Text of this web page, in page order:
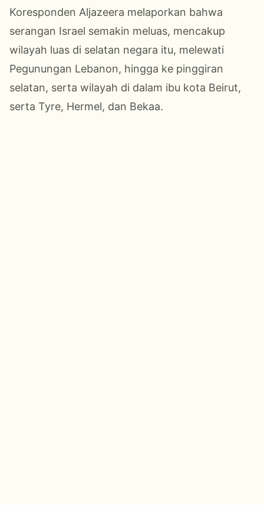
Koresponden Aljazeera melaporkan bahwa
serangan Israel semakin meluas, mencakup
wilayah luas di selatan negara itu, melewati
Pegunungan Lebanon, hingga ke pinggiran
selatan, serta wilayah di dalam ibu kota Beirut,
serta Tyre, Hermel, dan Bekaa.